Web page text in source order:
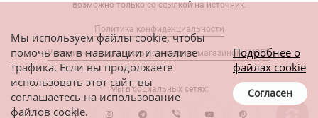
возможно только со ссылкой на источник.
Политика конфиденциальности
Условия сотрудничества с интернет-магазином L'UREX
Мы в социальных сетях:
Мы используем файлы cookie, чтобы
помочь вам в навигации и анализе
трафика. Если вы продолжаете
использовать этот сайт, вы
соглашаетесь на использование
файлов cookie.
Подробнее о
файлах cookie
Согласен